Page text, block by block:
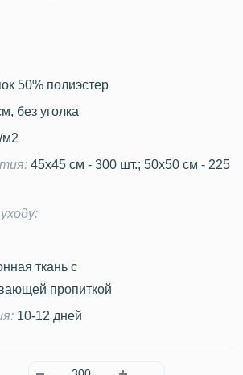
50% полиэстер
без уголка
м2
45х45 см - 300 шт.; 50х50 см - 225
ткань с
пропиткой
10-12 дней